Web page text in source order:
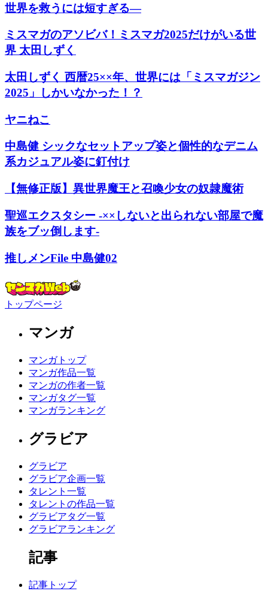
世界を救うには短すぎる―
ミスマガのアソビバ！ミスマガ2025だけがいる世
界 太田しずく
太田しずく 西暦25××年、世界には「ミスマガジン
2025」しかいなかった！？
ヤニねこ
中島健 シックなセットアップ姿と個性的なデニム
系カジュアル姿に釘付け
【無修正版】異世界魔王と召喚少女の奴隷魔術
聖巡エクスタシー -××しないと出られない部屋で魔
族をブッ倒します-
推しメンFile 中島健02
トップページ
マンガ
マンガトップ
マンガ作品一覧
マンガの作者一覧
マンガタグ一覧
マンガランキング
グラビア
グラビア
グラビア企画一覧
タレント一覧
タレントの作品一覧
グラビアタグ一覧
グラビアランキング
記事
記事トップ